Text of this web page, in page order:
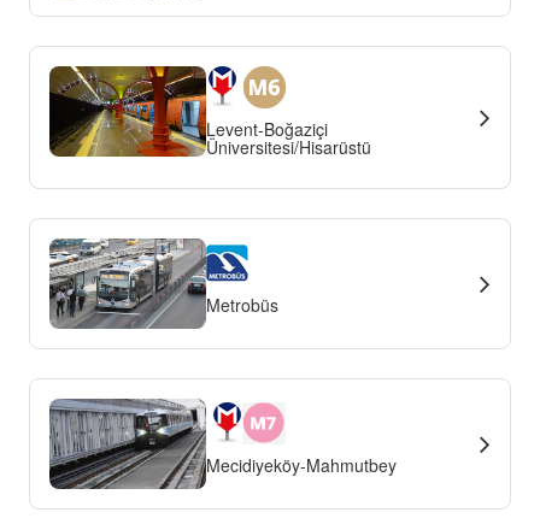
Levent-Boğaziçi
Üniversitesi/Hisarüstü
Metrobüs
Mecidiyeköy-Mahmutbey